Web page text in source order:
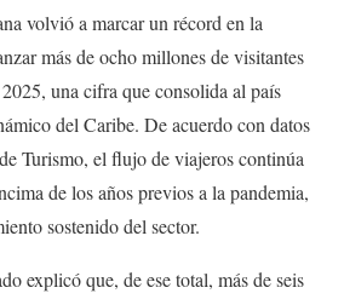
volvió a marcar un récord en la
más de ocho millones de visitantes
una cifra que consolida al país
del Caribe. De acuerdo con datos
Turismo, el flujo de viajeros continúa
de los años previos a la pandemia,
sostenido del sector.
explicó que, de ese total, más de seis